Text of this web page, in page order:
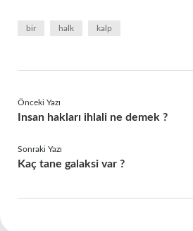
bir halk kalp
Önceki Yazı
Insan hakları ihlali ne demek ?
Sonraki Yazı
Kaç tane galaksi var ?